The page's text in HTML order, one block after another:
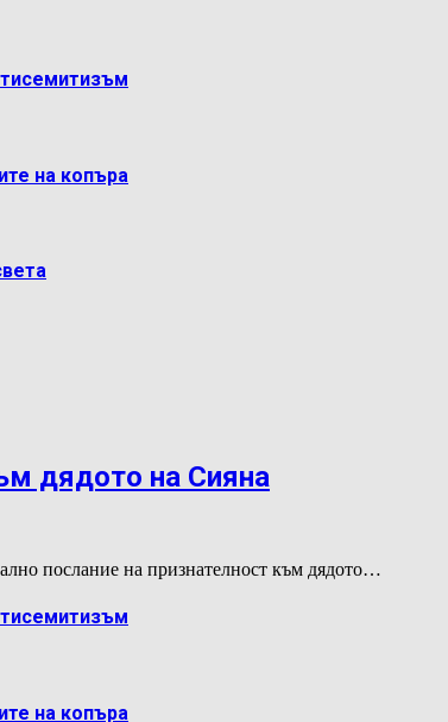
на копъра
дядото на Сияна
послание на признателност към дядото…
на копъра